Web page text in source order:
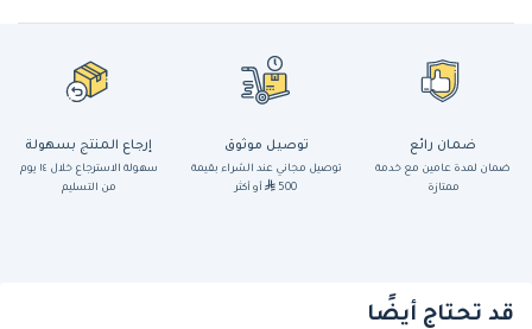
ضمان رائع
ضمان لمدة عامين مع خدمة
ممتازة
توصيل موثوق
توصيل مجاني عند الشراء بقيمة
500
أو أكثر
إرجاع المنتج بسهولة
سهولة الاسترجاع خلال ١٤ يوم
من التسليم
قد تحتاج أيضًا